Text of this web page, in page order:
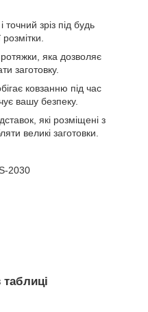
зріз під будь
яка дозволяє
заготовку.
ковзанню під час
вашу безпеку.
які розміщені з
великі заготовки.
2030